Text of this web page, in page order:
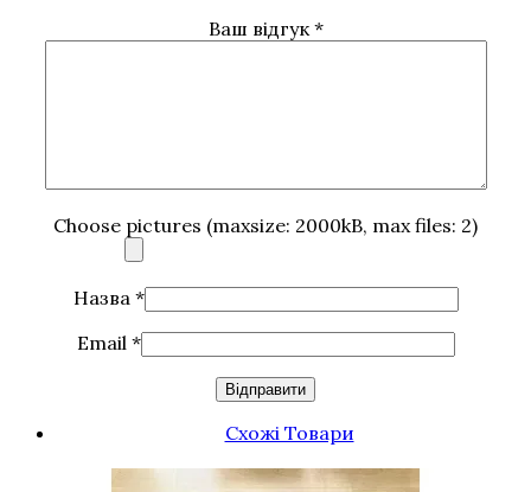
Ваш відгук*
Choose pictures (maxsize: 2000kB, max files: 2)
Назва *
Email *
Схожі Товари